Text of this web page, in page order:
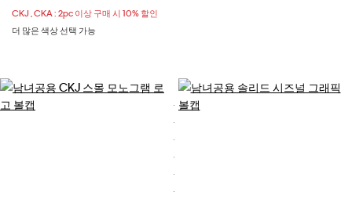
CKJ , CKA : 2pc 이상 구매 시 10% 할인
더 많은 색상 선택 가능